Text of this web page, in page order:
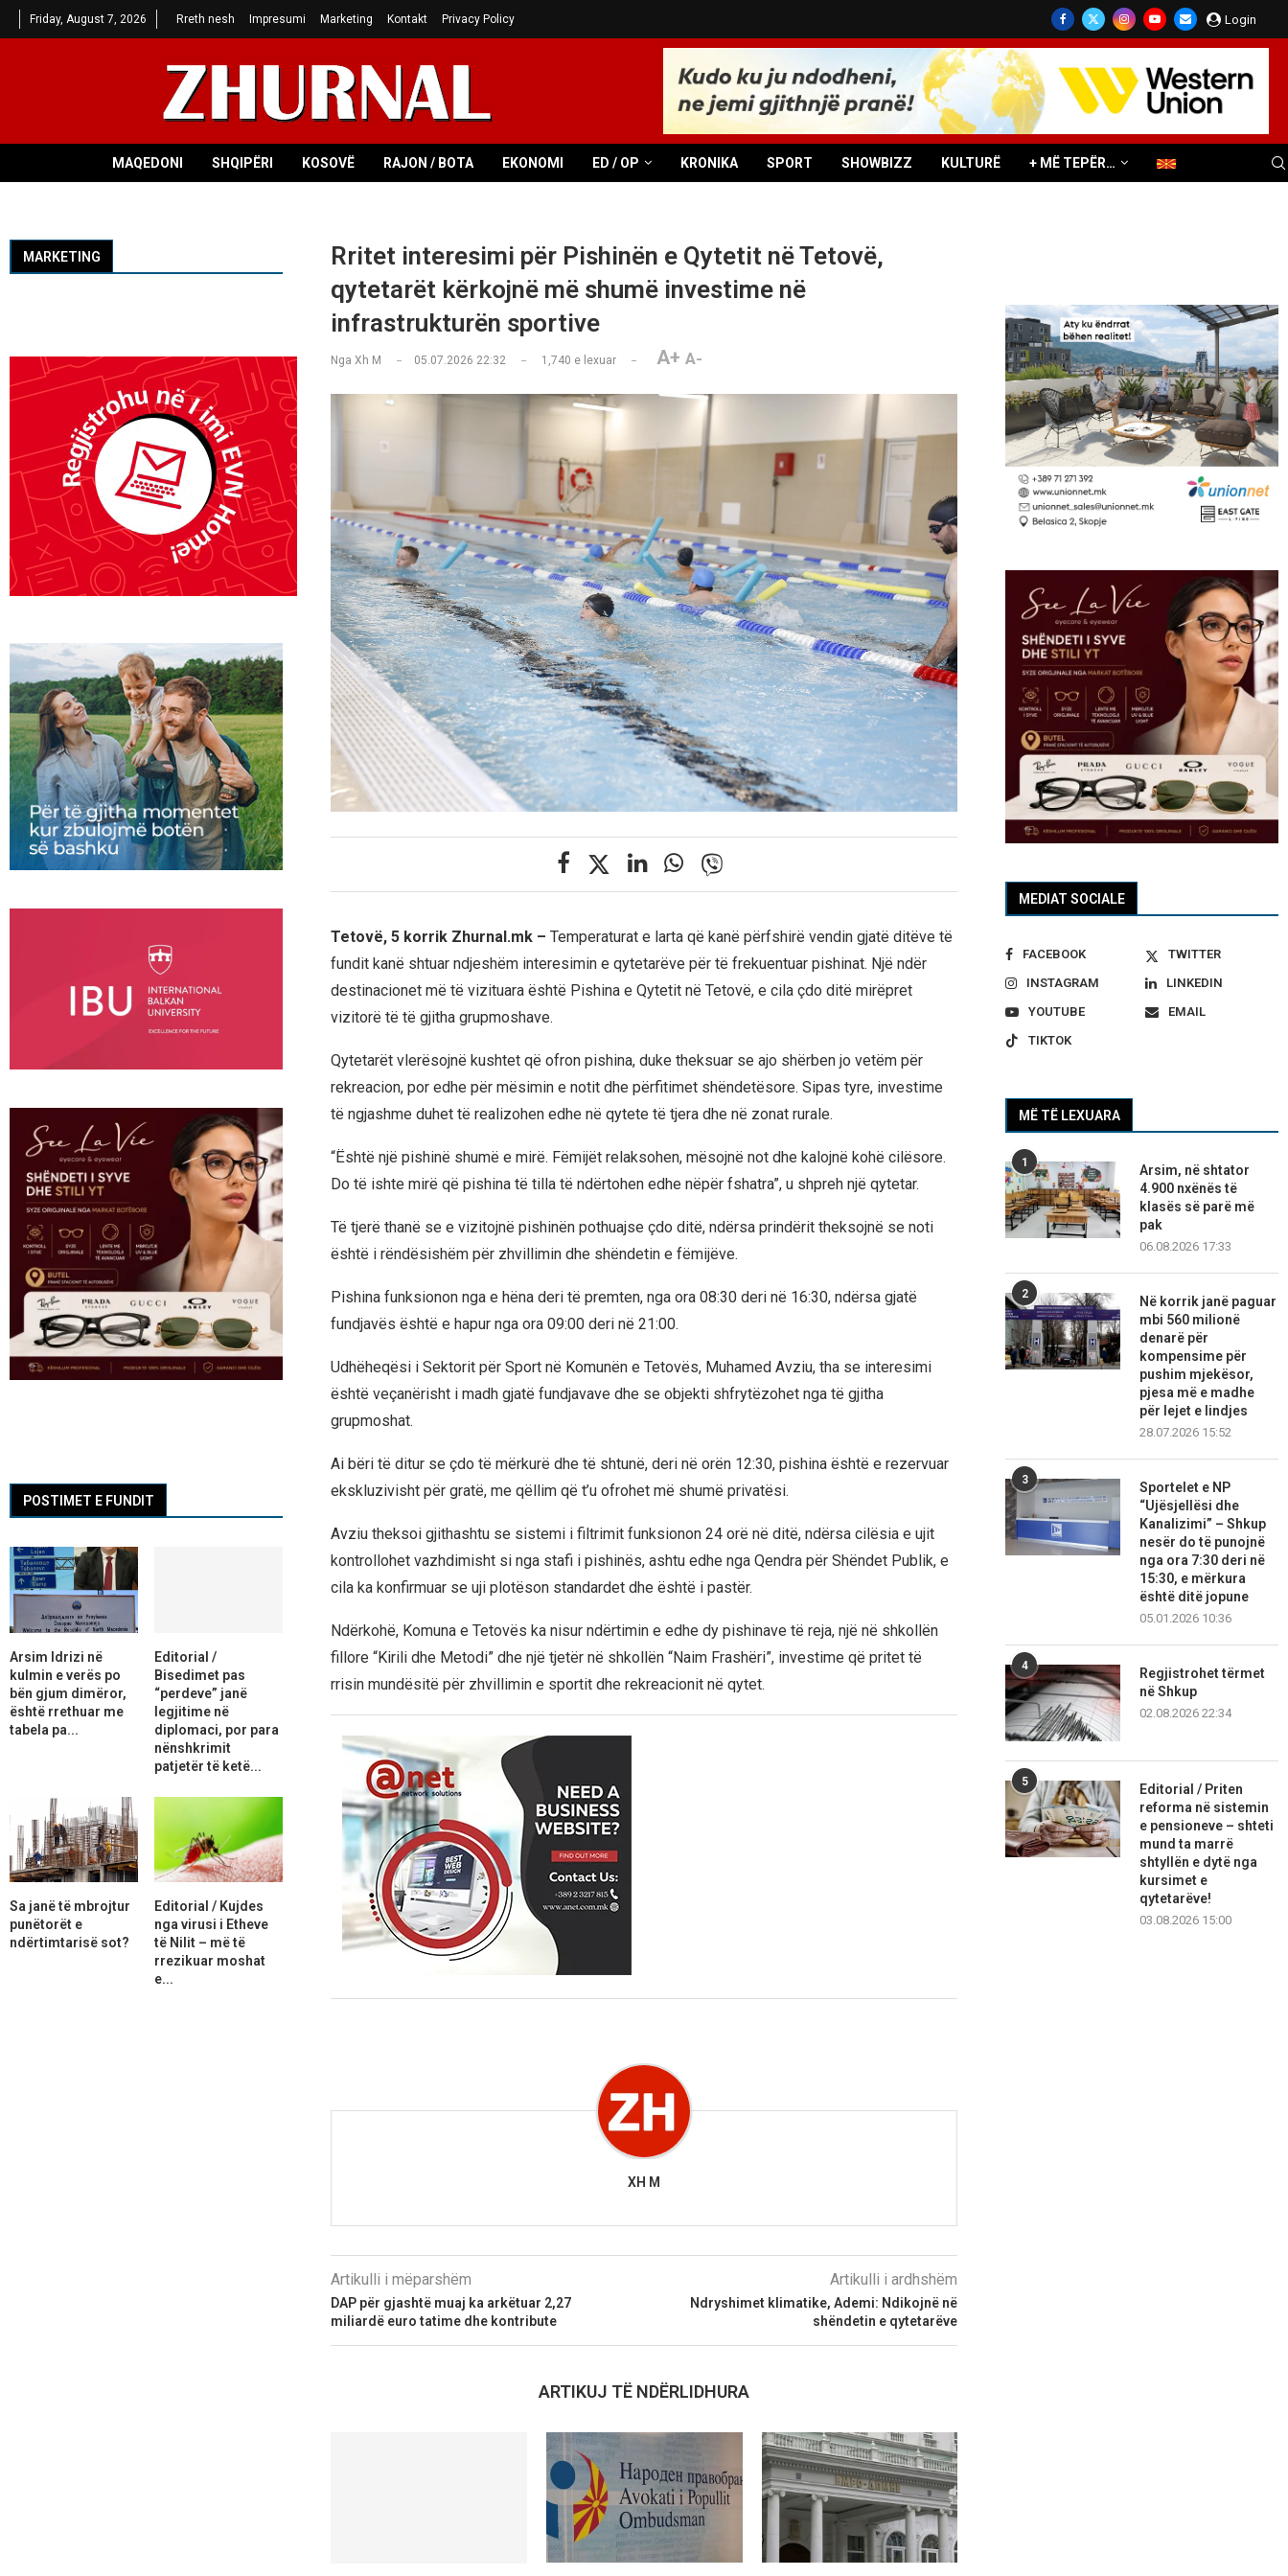
Friday, August 7, 2026 Rreth nesh Impresumi Marketing Kontakt Privacy Policy Login
MAQEDONI SHQIPËRI KOSOVË RAJON / BOTA EKONOMI ED / OP KRONIKA SPORT SHOWBIZZ KULTURË + MË TEPËR…
Rritet interesimi për Pishinën e Qytetit në Tetovë,
qytetarët kërkojnë më shumë investime në
infrastrukturën sportive
Nga Xh M 05.07.2026 22:32 1,740 e lexuar A+ A-
Tetovë, 5 korrik Zhurnal.mk – Temperaturat e larta që kanë përfshirë vendin gjatë ditëve të
fundit kanë shtuar ndjeshëm interesimin e qytetarëve për të frekuentuar pishinat. Një ndër
destinacionet më të vizituara është Pishina e Qytetit në Tetovë, e cila çdo ditë mirëpret
vizitorë të të gjitha grupmoshave.
Qytetarët vlerësojnë kushtet që ofron pishina, duke theksuar se ajo shërben jo vetëm për
rekreacion, por edhe për mësimin e notit dhe përfitimet shëndetësore. Sipas tyre, investime
të ngjashme duhet të realizohen edhe në qytete të tjera dhe në zonat rurale.
“Është një pishinë shumë e mirë. Fëmijët relaksohen, mësojnë not dhe kalojnë kohë cilësore.
Do të ishte mirë që pishina të tilla të ndërtohen edhe nëpër fshatra”, u shpreh një qytetar.
Të tjerë thanë se e vizitojnë pishinën pothuajse çdo ditë, ndërsa prindërit theksojnë se noti
është i rëndësishëm për zhvillimin dhe shëndetin e fëmijëve.
Pishina funksionon nga e hëna deri të premten, nga ora 08:30 deri në 16:30, ndërsa gjatë
fundjavës është e hapur nga ora 09:00 deri në 21:00.
Udhëheqësi i Sektorit për Sport në Komunën e Tetovës, Muhamed Avziu, tha se interesimi
është veçanërisht i madh gjatë fundjavave dhe se objekti shfrytëzohet nga të gjitha
grupmoshat.
Ai bëri të ditur se çdo të mërkurë dhe të shtunë, deri në orën 12:30, pishina është e rezervuar
ekskluzivisht për gratë, me qëllim që t’u ofrohet më shumë privatësi.
Avziu theksoi gjithashtu se sistemi i filtrimit funksionon 24 orë në ditë, ndërsa cilësia e ujit
kontrollohet vazhdimisht si nga stafi i pishinës, ashtu edhe nga Qendra për Shëndet Publik, e
cila ka konfirmuar se uji plotëson standardet dhe është i pastër.
Ndërkohë, Komuna e Tetovës ka nisur ndërtimin e edhe dy pishinave të reja, një në shkollën
fillore “Kirili dhe Metodi” dhe një tjetër në shkollën “Naim Frashëri”, investime që pritet të
rrisin mundësitë për zhvillimin e sportit dhe rekreacionit në qytet.
XH M
Artikulli i mëparshëm
DAP për gjashtë muaj ka arkëtuar 2,27
miliardë euro tatime dhe kontribute
Artikulli i ardhshëm
Ndryshimet klimatike, Ademi: Ndikojnë në
shëndetin e qytetarëve
ARTIKUJ TË NDËRLIDHURA
MEDIAT SOCIALE
FACEBOOK
TWITTER
INSTAGRAM
LINKEDIN
YOUTUBE
EMAIL
TIKTOK
MË TË LEXUARA
1
Arsim, në shtator
4.900 nxënës të
klasës së parë më
pak
06.08.2026 17:33
2
Në korrik janë paguar
mbi 560 milionë
denarë për
kompensime për
pushim mjekësor,
pjesa më e madhe
për lejet e lindjes
28.07.2026 15:52
3
Sportelet e NP
“Ujësjellësi dhe
Kanalizimi” – Shkup
nesër do të punojnë
nga ora 7:30 deri në
15:30, e mërkura
është ditë jopune
05.01.2026 10:36
4
Regjistrohet tërmet
në Shkup
02.08.2026 22:34
5
Editorial / Priten
reforma në sistemin
e pensioneve – shteti
mund ta marrë
shtyllën e dytë nga
kursimet e
qytetarëve!
03.08.2026 15:00
MARKETING
POSTIMET E FUNDIT
Arsim Idrizi në
kulmin e verës po
bën gjum dimëror,
është rrethuar me
tabela pa...
Editorial /
Bisedimet pas
“perdeve” janë
legjitime në
diplomaci, por para
nënshkrimit
patjetër të ketë...
Sa janë të mbrojtur
punëtorët e
ndërtimtarisë sot?
Editorial / Kujdes
nga virusi i Etheve
të Nilit – më të
rrezikuar moshat
e...